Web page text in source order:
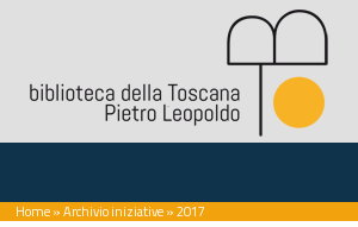
Home»Archivio iniziative» 2017